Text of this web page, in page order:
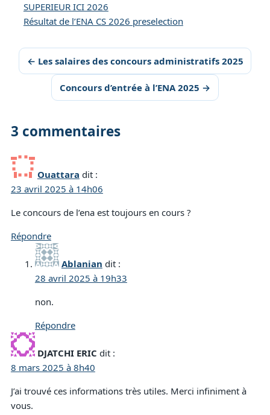
SUPERIEUR ICI 2026
Résultat de l’ENA CS 2026 preselection
← Les salaires des concours administratifs 2025
Concours d’entrée à l’ENA 2025 →
3 commentaires
Ouattara dit :
23 avril 2025 à 14h06
Le concours de l’ena est toujours en cours ?
Répondre
Ablanian dit :
28 avril 2025 à 19h33
non.
Répondre
DJATCHI ERIC dit :
8 mars 2025 à 8h40
J’ai trouvé ces informations très utiles. Merci infiniment à
vous.